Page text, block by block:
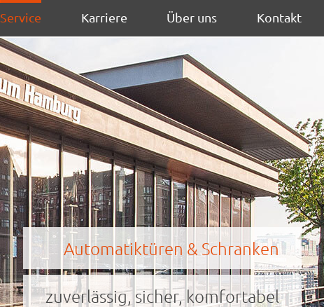
Service Karriere Über uns Kontakt
Automatiktüren & Schranken
zuverlässig, sicher, komfortabel